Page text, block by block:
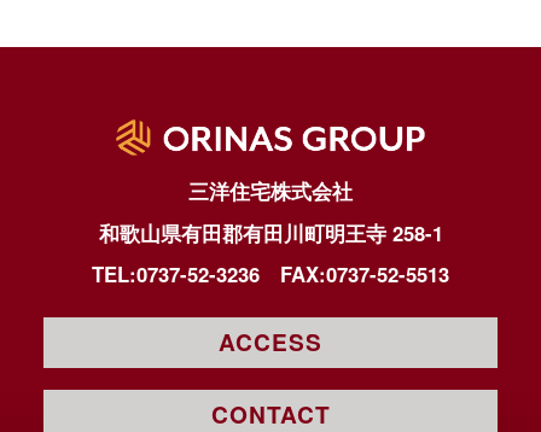
三洋住宅株式会社
和歌山県有田郡有田川町明王寺 258-1
TEL:0737-52-3236 FAX:0737-52-5513
ACCESS
CONTACT